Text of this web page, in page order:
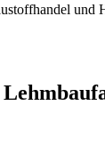
und